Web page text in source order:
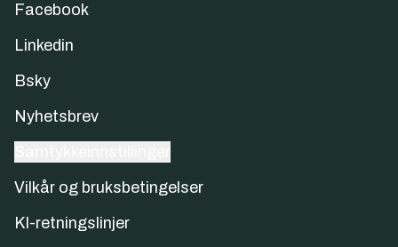
Facebook
Linkedin
Bsky
Nyhetsbrev
Vilkår og bruksbetingelser
KI-retningslinjer